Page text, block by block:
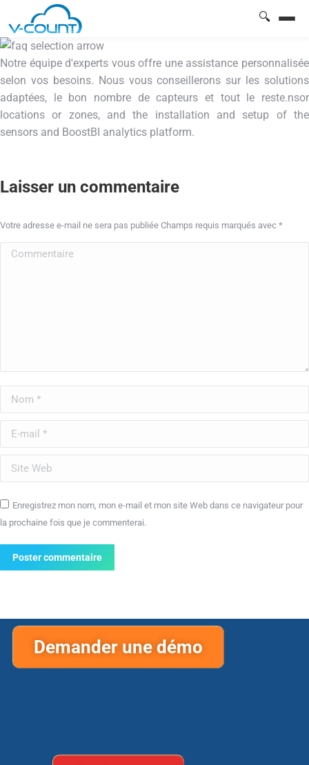
🔍
Notre équipe d'experts vous offre une assistance personnalisée
selon vos besoins. Nous vous conseillerons sur les solutions
adaptées, le bon nombre de capteurs et tout le reste.nsor
locations or zones, and the installation and setup of the
sensors and BoostBI analytics platform.
Laisser un commentaire
Votre adresse e-mail ne sera pas publiée Champs requis marqués avec *
Commentaire
Nom *
E-mail *
Site Web
Enregistrez mon nom, mon e-mail et mon site Web dans ce navigateur pour
la prochaine fois que je commenterai.
Poster commentaire
Demander une démo